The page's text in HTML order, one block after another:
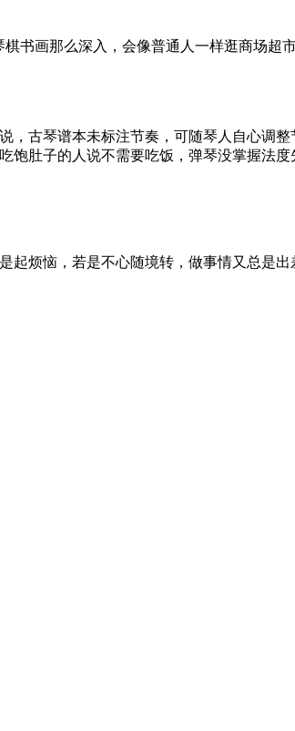
书画那么深入，会像普通人一样逛商场
，古琴谱本未标注节奏，可随琴人自心调
饱肚子的人说不需要吃饭，弹琴没掌握法
起烦恼，若是不心随境转，做事情又总是